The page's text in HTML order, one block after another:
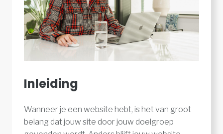
Inleiding
Wanneer je een website hebt, is het van groot
belang dat jouw site door jouw doelgroep